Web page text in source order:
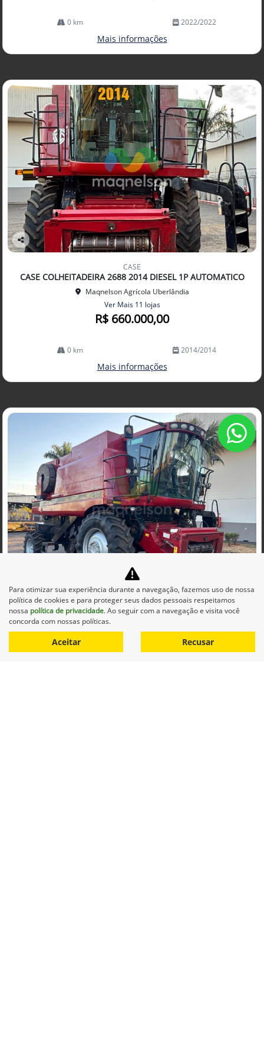
0 km 2022/2022
Mais informações
Co
arti
lhe
CASE
CASE COLHEITADEIRA 2688 2014 DIESEL 1P AUTOMATICO
Maqnelson Agrícola Uberlândia
Ver Mais 11 lojas
R$ 660.000,00
0 km 2014/2014
Mais informações
mp
arti
lhe
CASE
CASE COLHEITADEIRA 2688 2014 DIESEL 1P AUTOMATICO
Maqnelson Agrícola Uberlândia
Ver Mais 11 lojas
Para otimizar sua experiência durante a navegação, fazemos uso de nossa
política de cookies e para proteger seus dados pessoais respeitamos
nossa política de privacidade. Ao seguir com a navegação e visita você
concorda com nossas políticas.
Aceitar Recusar